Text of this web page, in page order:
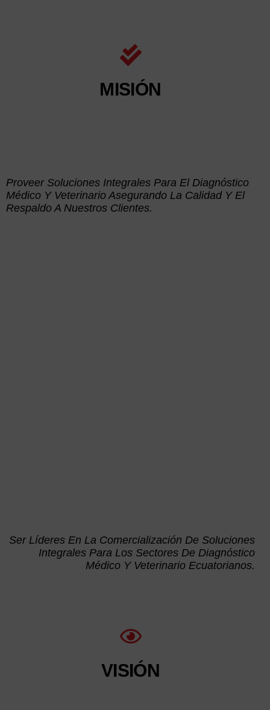
MISIÓN
Proveer Soluciones Integrales Para El Diagnóstico
Médico Y Veterinario​ Asegurando La Calidad Y El
Respaldo A Nuestros Clientes.​
Ser Líderes En La Comercialización De Soluciones
Integrales Para Los Sectores De Diagnóstico
Médico Y Veterinario Ecuatorianos.
VISIÓN